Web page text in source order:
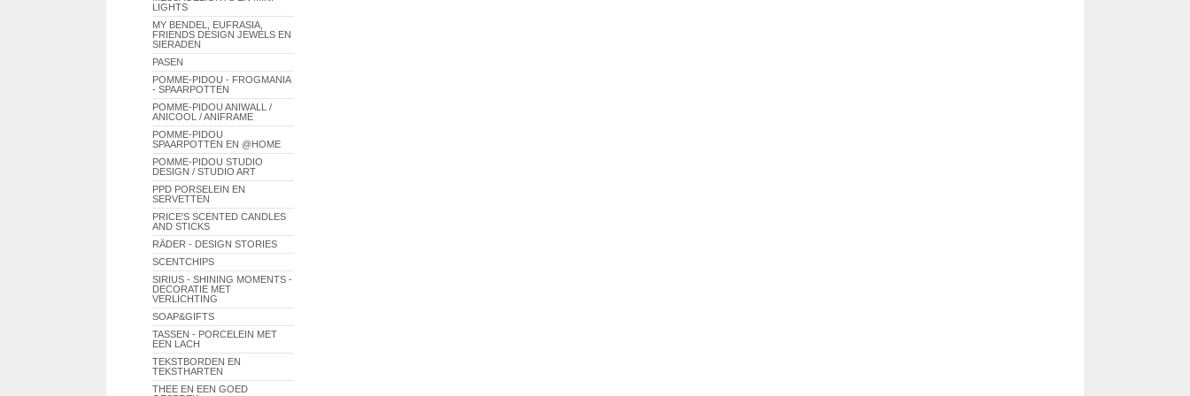
LIGHTS
MY BENDEL, EUFRASIA,
FRIENDS DESIGN JEWELS EN
SIERADEN
PASEN
POMME-PIDOU - FROGMANIA
- SPAARPOTTEN
POMME-PIDOU ANIWALL /
ANICOOL / ANIFRAME
POMME-PIDOU
SPAARPOTTEN EN @HOME
POMME-PIDOU STUDIO
DESIGN / STUDIO ART
PPD PORSELEIN EN
SERVETTEN
PRICE'S SCENTED CANDLES
AND STICKS
RÄDER - DESIGN STORIES
SCENTCHIPS
SIRIUS - SHINING MOMENTS -
DECORATIE MET
VERLICHTING
SOAP&GIFTS
TASSEN - PORCELEIN MET
EEN LACH
TEKSTBORDEN EN
TEKSTHARTEN
THEE EN EEN GOED